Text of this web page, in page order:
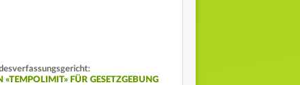
«TEMPOLIMIT» FÜR GESETZGEBUNG